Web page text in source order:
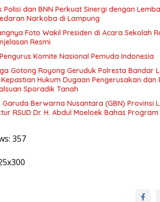
Polisi dan BNN Perkuat Sinergi dengan
Narkoba di Lampung
Foto Wakil Presiden di Acara Sekolah
Resmi
Komite Nasional Pemuda Indonesia
Gotong Royong Geruduk Polresta Bandar
Hukum Dugaan Pengerusakan dan
Sporadik Tanah
Berwarna Nusantara (GBN) Provinsi
RSUD Dr. H. Abdul Moeloek Bahas
357